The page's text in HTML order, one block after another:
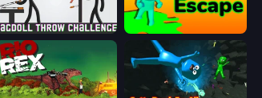
Ragdoll Throw Challenge Mutant Escape